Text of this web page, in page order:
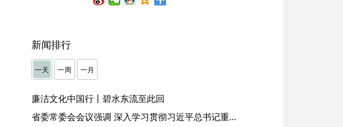
新闻排行
一天 一周 一月
廉洁文化中国行丨碧水东流至此回
省委常委会会议强调 深入学习贯彻习近平总书记重要讲话精神 以高质量党建引领高质量发展 梁言顺主持并讲话